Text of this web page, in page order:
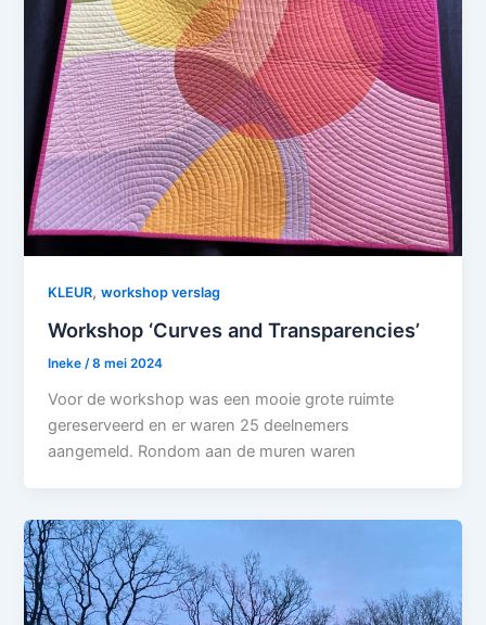
KLEUR,workshop verslag
Workshop ‘Curves and Transparencies’
Ineke/8 mei 2024
Voor de workshop was een mooie grote ruimte
gereserveerd en er waren 25 deelnemers
aangemeld. Rondom aan de muren waren